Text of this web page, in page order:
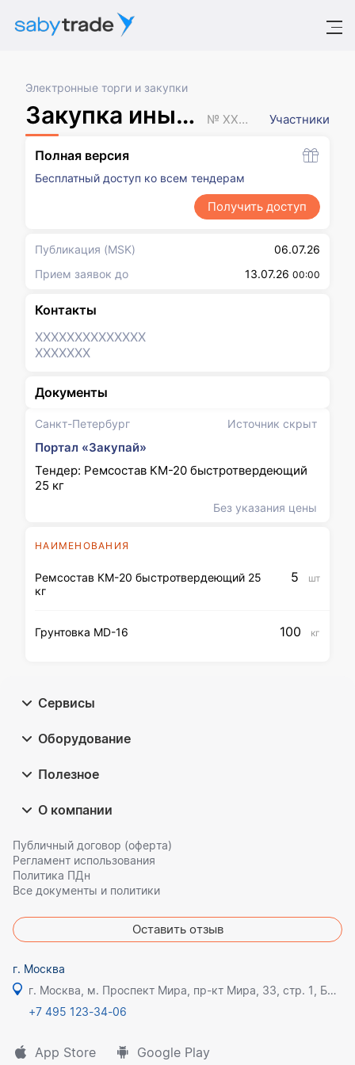
Электронные торги и закупки
Закупка иным способом № XXXXXXX Участники
Санкт-Петербург Источник скрыт
Портал «Закупай»
Тендер: Ремсостав КМ-20 быстротвердеющий
25 кг
Без указания цены
НАИМЕНОВАНИЯ
Ремсостав КМ-20 быстротвердеющий 25
кг
5 шт
Грунтовка MD-16 100 кг
Полная версия
Бесплатный доступ ко всем тендерам
Получить доступ
Публикация (MSK)
06.07.26
Прием заявок до
13.07.26 00:00
Контакты
XXXXXXXXXXXXXX
XXXXXXX
Документы
Сервисы
Оборудование
Полезное
О компании
Публичный договор (оферта)
Регламент использования
Политика ПДн
Все документы и политики
Оставить отзыв
г. Москва
г. Москва, м. Проспект Мира, пр-кт Мира, 33, стр. 1, БЦ Олимпик плаза
+7 495 123-34-06
App Store Google Play